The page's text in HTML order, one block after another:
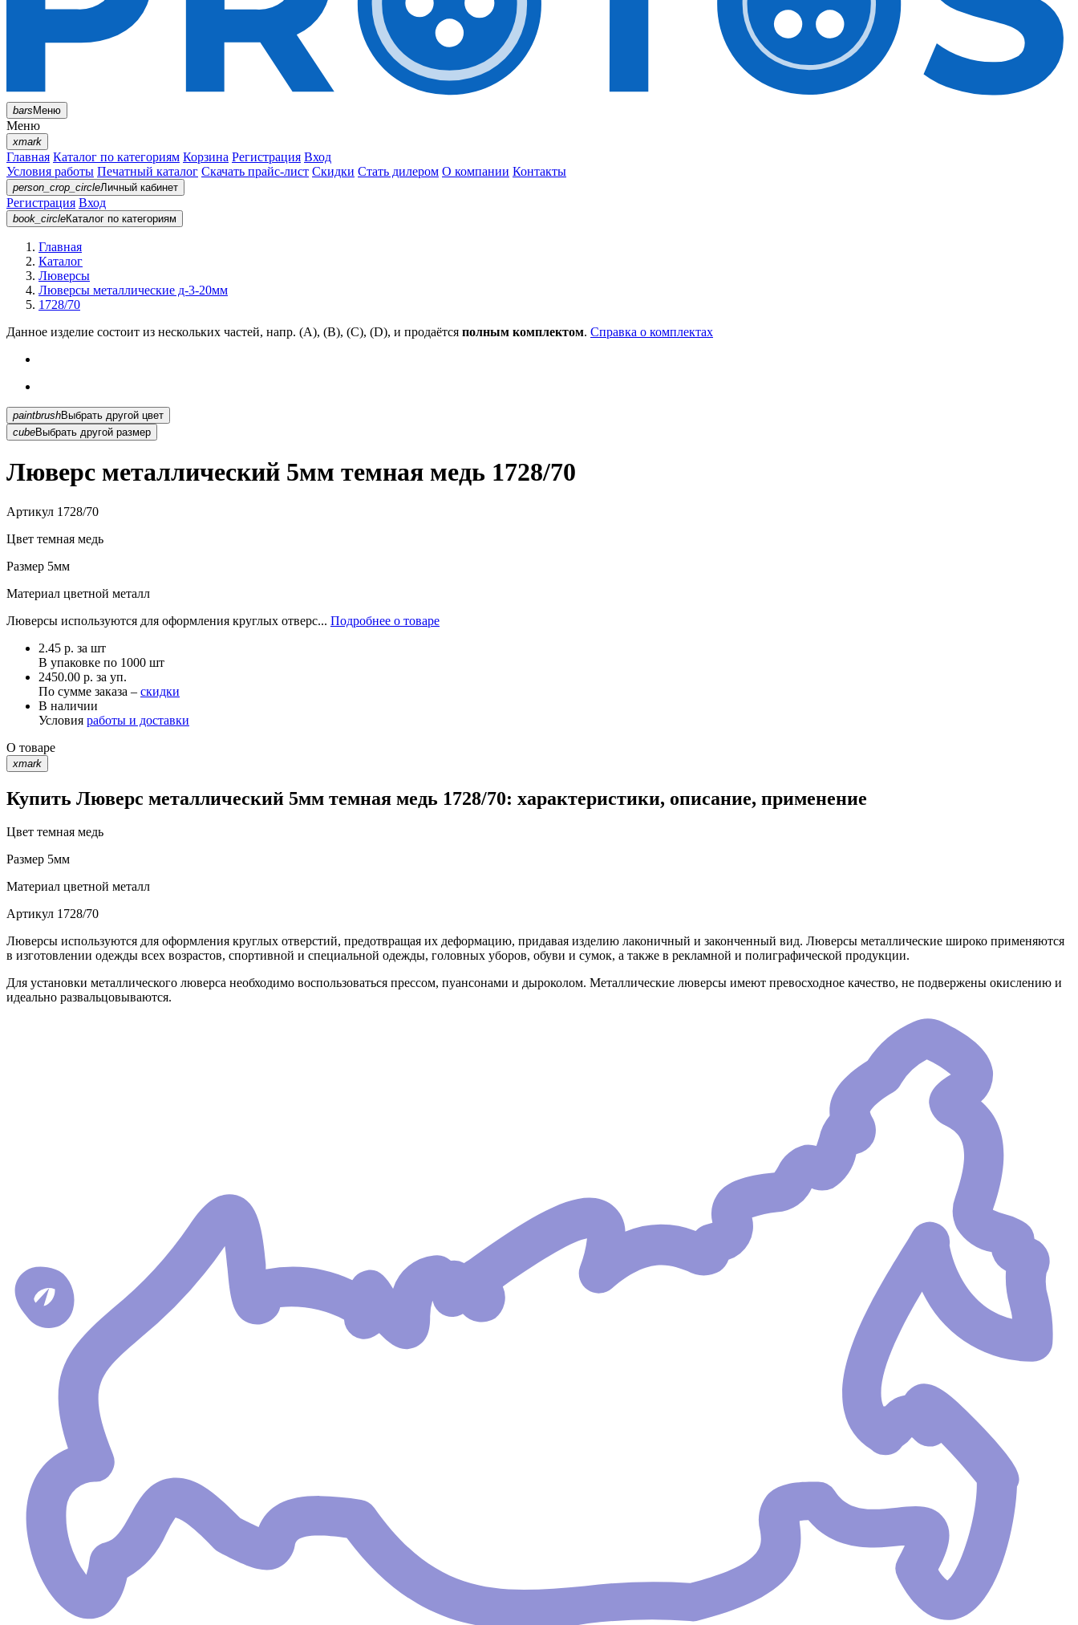
barsМеню
Меню
xmark
Главная Каталог по категориям Корзина Регистрация Вход
Условия работы Печатный каталог Скачать прайс-лист Скидки Стать дилером О компании Контакты
person_crop_circleЛичный кабинет
Регистрация Вход
book_circleКаталог по категориям
Главная
Каталог
Люверсы
Люверсы металлические д-3-20мм
1728/70
Данное изделие состоит из нескольких частей, напр. (А), (B), (С), (D), и продаётся полным комплектом. Справка о комплектах
paintbrush
Выбрать другой цвет
cubeВыбрать другой размер
Люверс металлический 5мм темная медь 1728/70
Артикул 1728/70
Цвет темная медь
Размер 5мм
Материал цветной металл
Люверсы используются для оформления круглых отверс... Подробнее о товаре
2.45 р. за шт
В упаковке по 1000 шт
2450.00 р. за уп.
По сумме заказа – скидки
В наличии
Условия работы и доставки
О товаре
xmark
Купить Люверс металлический 5мм темная медь 1728/70: характеристики, описание, применение
Цвет темная медь
Размер 5мм
Материал цветной металл
Артикул 1728/70
Люверсы используются для оформления круглых отверстий, предотвращая их деформацию, придавая изделию лаконичный и законченный вид. Люверсы металлические широко применяются
в изготовлении одежды всех возрастов, спортивной и специальной одежды, головных уборов, обуви и сумок, а также в рекламной и полиграфической продукции.
Для установки металлического люверса необходимо воспользоваться прессом, пуансонами и дыроколом. Металлические люверсы имеют превосходное качество, не подвержены окислению и
идеально развальцовываются.